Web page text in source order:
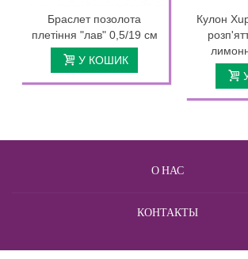
Браслет позолота
плетіння "лав" 0,5/19 см
У КОШИК
Кулон
О НАС
КОНТАКТЫ